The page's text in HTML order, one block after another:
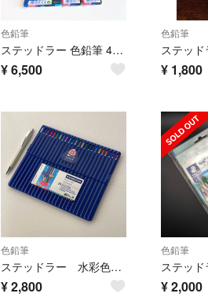
色鉛筆
ステッドラー 色鉛筆 4点セット 未使用に近い
¥6,500
色鉛筆
¥ 1,800
色鉛筆
ステッドラー 水彩色鉛筆セット
¥2,800
色鉛筆
¥2,000